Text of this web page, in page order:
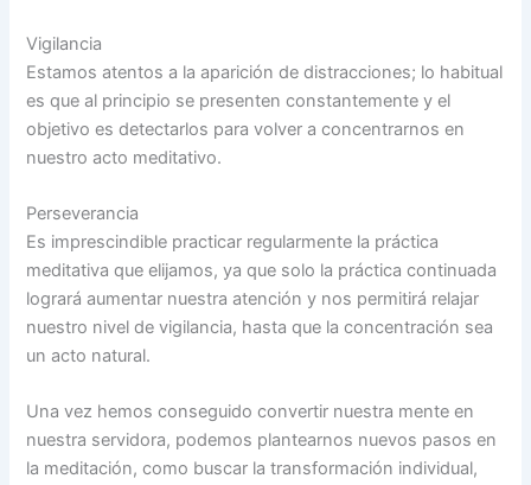
Vigilancia
Estamos atentos a la aparición de distracciones; lo habitual
es que al principio se presenten constantemente y el
objetivo es detectarlos para volver a concentrarnos en
nuestro acto meditativo.
Perseverancia
Es imprescindible practicar regularmente la práctica
meditativa que elijamos, ya que solo la práctica continuada
logrará aumentar nuestra atención y nos permitirá relajar
nuestro nivel de vigilancia, hasta que la concentración sea
un acto natural.
Una vez hemos conseguido convertir nuestra mente en
nuestra servidora, podemos plantearnos nuevos pasos en
la meditación, como buscar la transformación individual,